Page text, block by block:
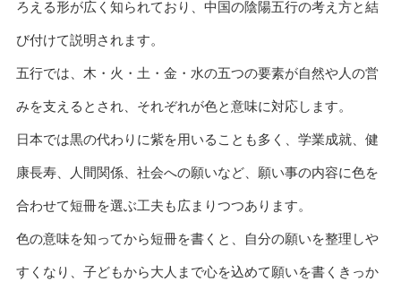
ろえる形が広く知られており、中国の陰陽五行の考え方と結
び付けて説明されます。
五行では、木・火・土・金・水の五つの要素が自然や人の営
みを支えるとされ、それぞれが色と意味に対応します。
日本では黒の代わりに紫を用いることも多く、学業成就、健
康長寿、人間関係、社会への願いなど、願い事の内容に色を
合わせて短冊を選ぶ工夫も広まりつつあります。
色の意味を知ってから短冊を書くと、自分の願いを整理しや
すくなり、子どもから大人まで心を込めて願いを書くきっか